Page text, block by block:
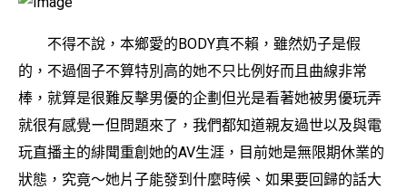
不得不說，本鄉愛的BODY真不賴，雖然奶子是假
的，不過個子不算特別高的她不只比例好而且曲線非常
棒，就算是很難反擊男優的企劃但光是看著她被男優玩弄
就很有感覺ー但問題來了，我們都知道親友過世以及與電
玩直播主的緋聞重創她的AV生涯，目前她是無限期休業的
狀態，究竟〜她片子能發到什麼時候、如果要回歸的話大